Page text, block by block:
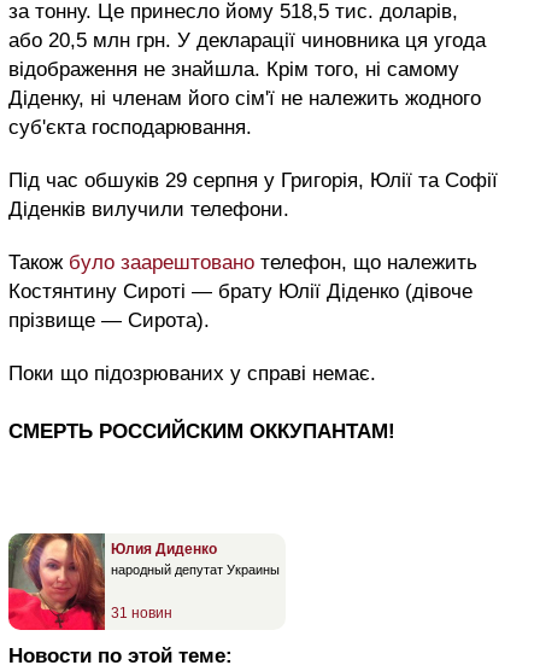
за тонну. Це принесло йому 518,5 тис. доларів,
або 20,5 млн грн. У декларації чиновника ця угода
відображення не знайшла. Крім того, ні самому
Діденку, ні членам його сім'ї не належить жодного
суб'єкта господарювання.
Під час обшуків 29 серпня у Григорія, Юлії та Софії
Діденків вилучили телефони.
Також було заарештовано телефон, що належить
Костянтину Сироті — брату Юлії Діденко (дівоче
прізвище — Сирота).
Поки що підозрюваних у справі немає.
СМЕРТЬ РОССИЙСКИМ ОККУПАНТАМ!
Юлия Диденко
народный депутат Украины
31 новин
Новости по этой теме: